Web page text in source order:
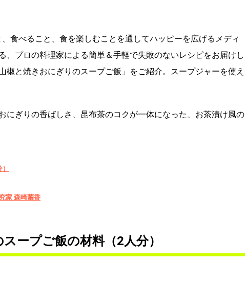
食べること、食を楽しむことを通してハッピーを広げるメディ
、プロの料理家による簡単＆手軽で失敗のないレシピをお届けし
椒と焼きおにぎりのスープご飯」をご紹介。スープジャーを使え
にぎりの香ばしさ、昆布茶のコクが一体になった、お茶漬け風の
家 森崎繭香
ープご飯の材料（2人分）